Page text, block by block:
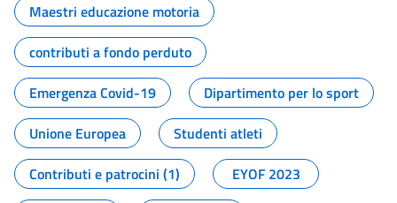
Maestri educazione motoria
contributi a fondo perduto
Emergenza Covid-19
Dipartimento per lo sport
Unione Europea
Studenti atleti
Contributi e patrocini (1)
EYOF 2023